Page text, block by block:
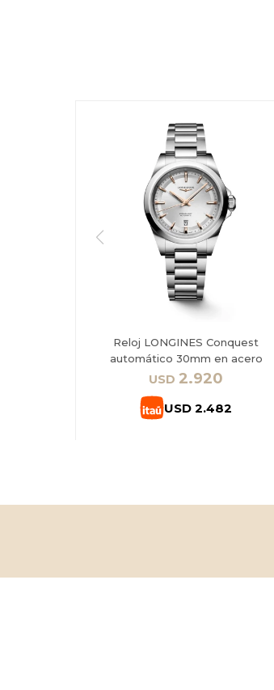
Reloj LONGINES Conquest
automático 30mm en acero
USD 2.920
USD 2.482